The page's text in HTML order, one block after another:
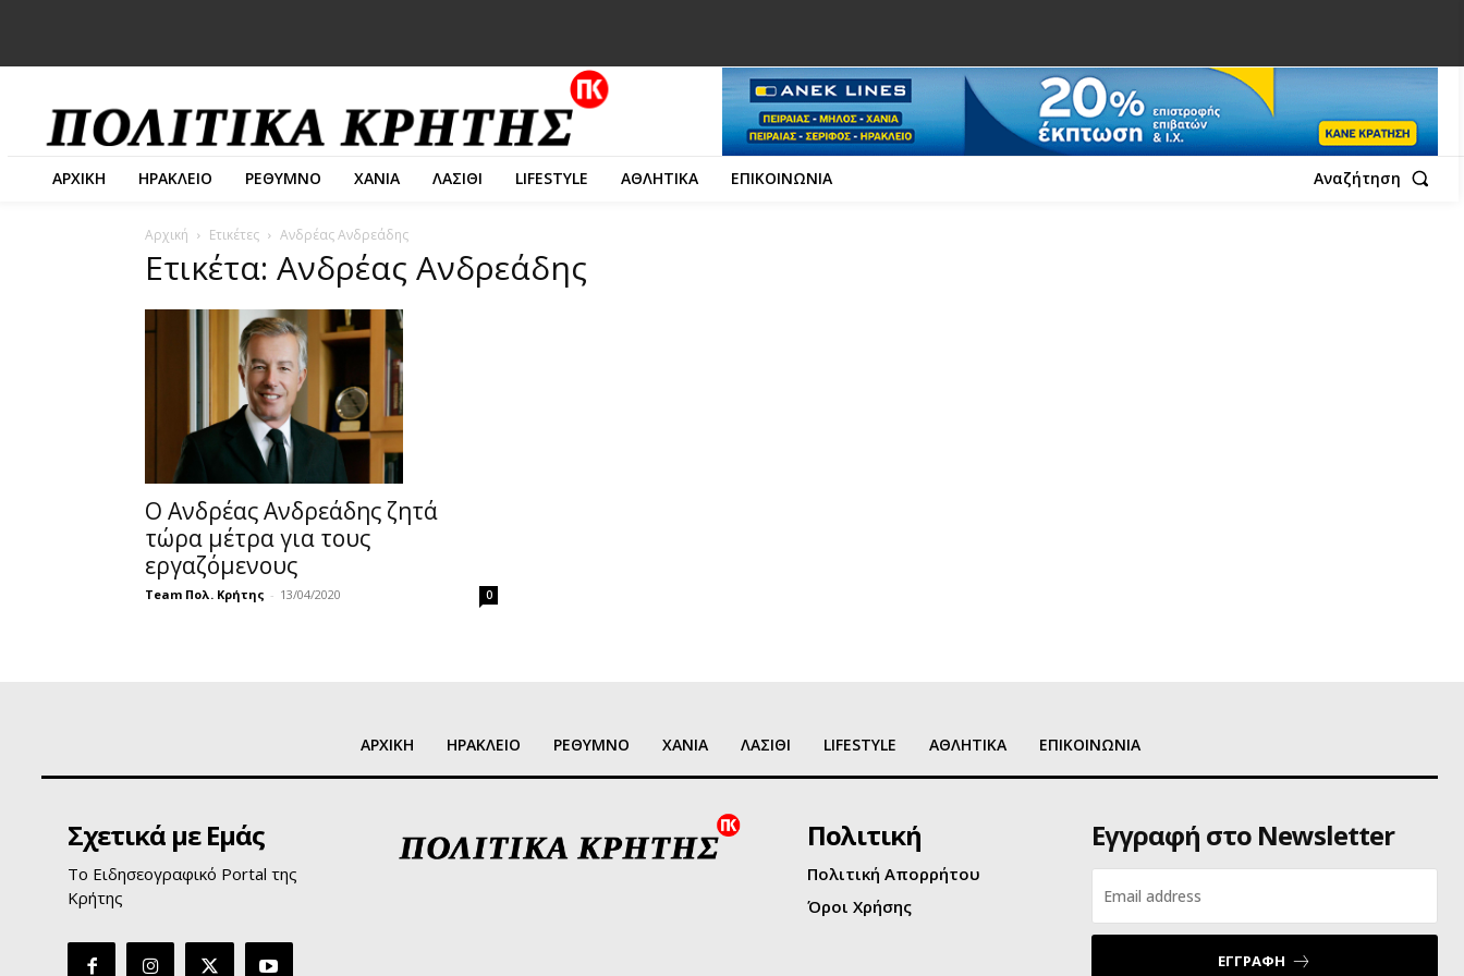
ΑΡΧΙΚΗ ΗΡΑΚΛΕΙΟ ΡΕΘΥΜΝΟ ΧΑΝΙΑ ΛΑΣΙΘΙ LIFESTYLE ΑΘΛΗΤΙΚΑ ΕΠΙΚΟΙΝΩΝΙΑ Αναζήτηση
Αρχική Ετικέτες Ανδρέας Ανδρεάδης
Ετικέτα: Ανδρέας Ανδρεάδης
Ο Ανδρέας Ανδρεάδης ζητά
τώρα μέτρα για τους
εργαζόμενους
Team Πολ. Κρήτης - 13/04/2020 0
ΑΡΧΙΚΗ ΗΡΑΚΛΕΙΟ ΡΕΘΥΜΝΟ ΧΑΝΙΑ ΛΑΣΙΘΙ LIFESTYLE ΑΘΛΗΤΙΚΑ ΕΠΙΚΟΙΝΩΝΙΑ
Σχετικά με Εμάς
Το Ειδησεογραφικό Portal της
Κρήτης
Πολιτική
Πολιτική Απορρήτου
Όροι Χρήσης
Εγγραφή στο Newsletter
ΕΓΓΡΑΦΗ